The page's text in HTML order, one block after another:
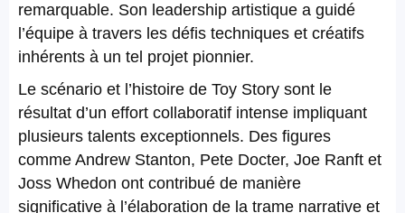
remarquable. Son leadership artistique a guidé
l’équipe à travers les défis techniques et créatifs
inhérents à un tel projet pionnier.
Le scénario et l’histoire de Toy Story sont le
résultat d’un effort collaboratif intense impliquant
plusieurs talents exceptionnels. Des figures
comme Andrew Stanton, Pete Docter, Joe Ranft et
Joss Whedon ont contribué de manière
significative à l’élaboration de la trame narrative et